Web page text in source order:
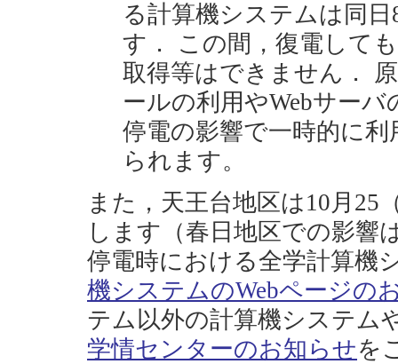
る計算機システムは同
す． この間，復電して
取得等はできません．
ールの利用やWebサー
停電の影響で一時的に
られます。
また，天王台地区は10月25
します（春日地区での影響
停電時における全学計算機
機システムのWebページの
テム以外の計算機システム
学情センターのお知らせを